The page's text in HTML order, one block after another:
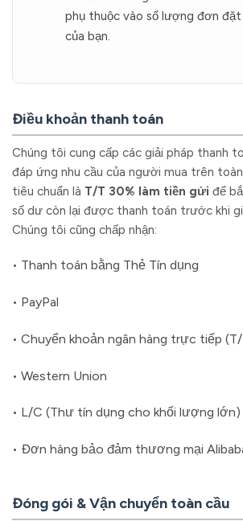
phụ thuộc vào số lượng đơn đặt
của bạn.
Điều khoản thanh toán
Chúng tôi cung cấp các giải pháp thanh
đáp ứng nhu cầu của người mua trên
tiêu chuẩn là T/T 30% làm tiền gửi để
số dư còn lại được thanh toán trước khi
Chúng tôi cũng chấp nhận:
• Thanh toán bằng Thẻ Tín dụng
• PayPal
• Chuyển khoản ngân hàng trực tiếp
• Western Union
• L/C (Thư tín dụng cho khối lượng lớn)
• Đơn hàng bảo đảm thương mại
Đóng gói & Vận chuyển toàn cầu